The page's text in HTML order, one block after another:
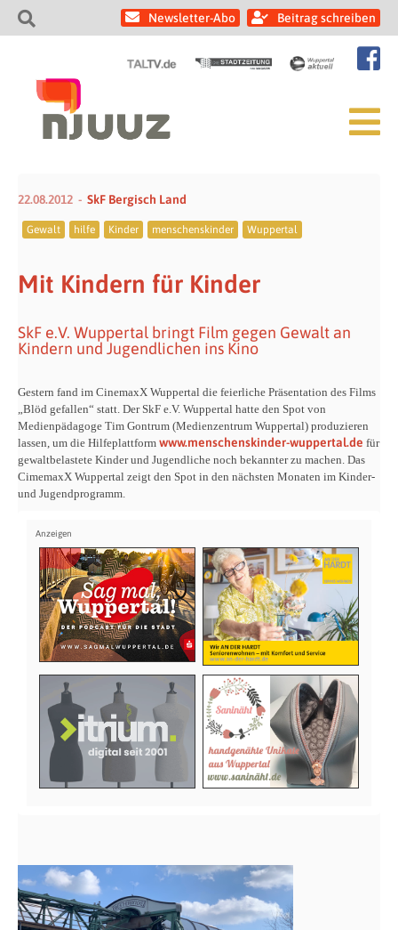
Newsletter-Abo Beitrag schreiben
22.08.2012 SkF Bergisch Land
Gewalt hilfe Kinder menschenskinder Wuppertal
Mit Kindern für Kinder
SkF e.V. Wuppertal bringt Film gegen Gewalt an
Kindern und Jugendlichen ins Kino
Gestern fand im CinemaxX Wuppertal die feierliche Präsentation des Films
„Blöd gefallen“ statt. Der SkF e.V. Wuppertal hatte den Spot von
Medienpädagoge Tim Gontrum (Medienzentrum Wuppertal) produzieren
lassen, um die Hilfeplattform www.menschenskinder-wuppertal.de für
gewaltbelastete Kinder und Jugendliche noch bekannter zu machen. Das
CimemaxX Wuppertal zeigt den Spot in den nächsten Monaten im Kinder-
und Jugendprogramm.